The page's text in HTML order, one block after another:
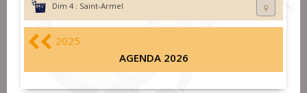
Dim 4 : Saint-Armel
2025
AGENDA 2026